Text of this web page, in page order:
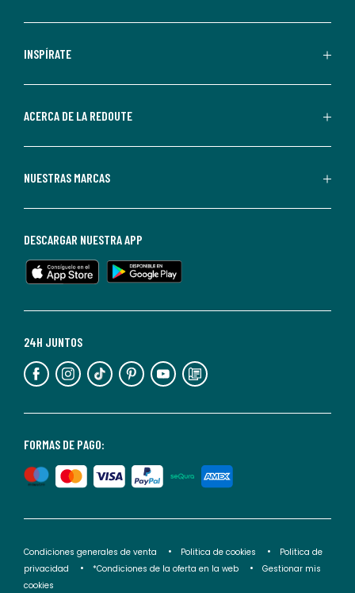
comerciales
personalizadas
parte
Redoute.
de
en
cualquier
Para
información,
puedes
nuestra
de
privacidad</2>.
INSPÍRATE
ACERCA DE LA REDOUTE
NUESTRAS MARCAS
FORMAS DE PAGO:
24H JUNTOS
DESCARGAR NUESTRA APP
Condiciones generales de venta Politica de cookies
Politica de
privacidad
*Condiciones de la oferta en la web
Gestionar mis
cookies